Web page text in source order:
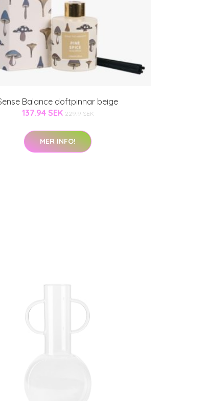
Balance doftpinnar beige
137.94 SEK 229.9 SEK
MER INFO!